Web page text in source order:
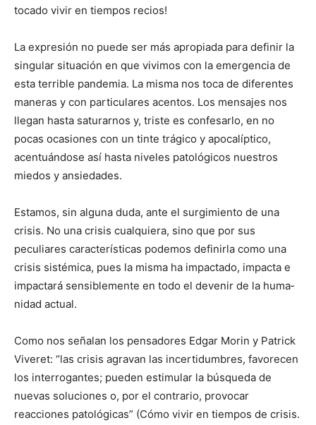
tocado vivir en tiempos recios!
La expresión no puede ser más apropiada para definir la
singular situación en que vivimos con la emergencia de
esta terrible pandemia. La misma nos toca de diferentes
maneras y con particulares acentos. Los mensajes nos
llegan hasta saturarnos y, triste es confesarlo, en no
pocas ocasiones con un tinte trágico y apo­calíptico,
acentuándose así hasta niveles patológicos nuestros
miedos y ansie­dades.
Estamos, sin alguna duda, ante el surgimiento de una
crisis. No una crisis cualquiera, sino que por sus
peculiares características podemos definirla como una
crisis sistémica, pues la mis­ma ha impactado, impacta e
impactará sensiblemente en todo el devenir de la huma­
nidad actual.
Como nos señalan los pensadores Edgar Morin y Patrick
Viveret: “las crisis agravan las incertidumbres, favorecen
los interrogantes; pueden estimular la búsqueda de
nuevas soluciones o, por el contrario, provocar
reacciones patológicas” (Cómo vivir en tiempos de crisis.